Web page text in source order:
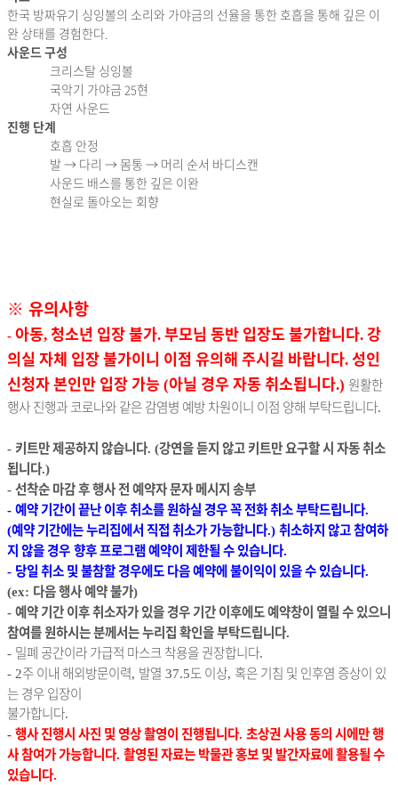
한국 방짜유기 싱잉볼의 소리와 가야금의 선율을 통한 호흡을 통해 깊은 이
완 상태를 경험한다
사운드 구성
크리스탈 싱잉볼
국악기 가야금 25현
자연 사운드
진행 단계
호흡 안정
발→ 다리 → 몸통 → 머리 순서 바디스캔
사운드 배스를 통한 깊은 이완
현실로 돌아오는 회향
※ 유의사항
- 아동, 청소년 입장 불가. 부모님 동반 입장도 불가합니다. 강
의실 자체 입장 불가이니 이점 유의해 주시길 바랍니다. 성인
신청자 본인만 입장 가능 (아닐 경우 자동 취소됩니다.) 원활한
행사 진행과 코로나와 같은 감염병 예방 차원이니 이점 양해 부탁드립니다.
- 키트만 제공하지 않습니다. (강연을 듣지 않고 키트만 요구할 시 자동 취소
됩니다.)
- 선착순 마감 후 행사 전 예약자 문자 메시지 송부
- 예약 기간이 끝난 이후 취소를 원하실 경우 꼭 전화 취소 부탁드립니다.
(예약 기간에는 누리집에서 직접 취소가 가능합니다.) 취소하지 않고 참여하
지 않을 경우향후 프로그램 예약이 제한될 수 있습니다.
- 당일 취소 및 불참할 경우에도 다음 예약에 불이익이 있을 수 있습니다.
(ex: 다음 행사 예약 불가)
- 예약 기간 이후 취소자가 있을 경우 기간 이후에도 예약창이 열릴 수 있으니
참여를 원하시는 분께서는 누리집 확인을 부탁드립니다.
- 밀폐 공간이라 가급적 마스크 착용을 권장합니다.
- 2주 이내 해외방문이력, 발열 37.5도 이상, 혹은 기침 및 인후염 증상이 있
는 경우 입장이
불가합니다.
- 행사 진행시 사진 및 영상 촬영이 진행됩니다. 초상권 사용 동의 시에만 행
사 참여가 가능합니다. 촬영된 자료는 박물관 홍보 및 발간자료에 활용될 수
있습니다.